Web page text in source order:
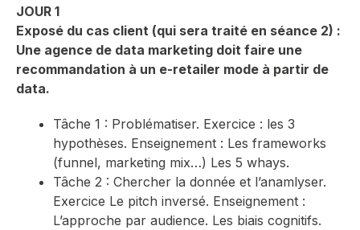
JOUR 1
Exposé du cas client (qui sera traité en séance 2) :
Une agence de data marketing doit faire une
recommandation à un e-retailer mode à partir de
data.
Tâche 1 : Problématiser. Exercice : les 3
hypothèses. Enseignement : Les frameworks
(funnel, marketing mix…) Les 5 whays.
Tâche 2 : Chercher la donnée et l’anamlyser.
Exercice Le pitch inversé. Enseignement :
L’approche par audience. Les biais cognitifs.